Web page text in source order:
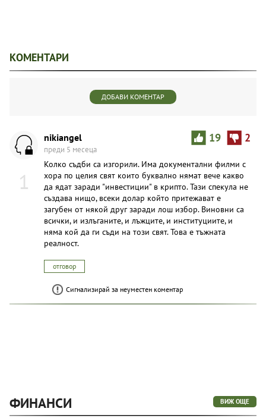
КОМЕНТАРИ
ДОБАВИ КОМЕНТАР
1
19 2
nikiangel
преди 5 месеца
Колко съдби са изгорили. Има документални филми с
хора по целия свят които буквално нямат вече какво
да ядат заради "инвестиции" в крипто. Тази спекула не
създава нищо, всеки долар който притежават е
загубен от някой друг заради лош избор. Виновни са
всички, и излъганите, и лъжците, и институциите, и
няма кой да ги съди на този свят. Това е тъжната
реалност.
отговор
Сигнализирай за неуместен коментар
ФИНАНСИ ВИЖ ОЩЕ